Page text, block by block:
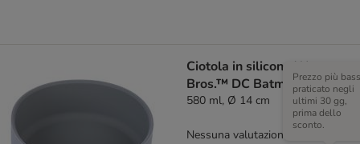
Ciotola in silicone Warner
Bros.™ DC Batman
580 ml, Ø 14 cm
Prezzo più
praticato negli
ultimi 30 gg,
prima dello
sconto.
Nessuna valutazione